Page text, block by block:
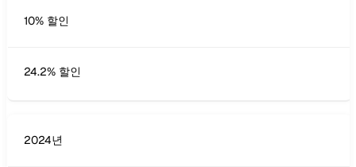
10% 할인
24.2% 할인
2024년